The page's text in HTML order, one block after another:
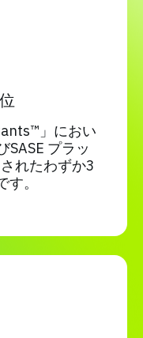
」におい
SASE プラッ
れたわずか3
。